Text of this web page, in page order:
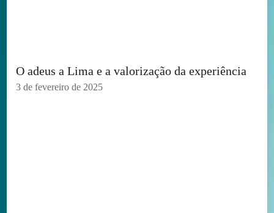
O adeus a Lima e a valorização da experiência
3 de fevereiro de 2025